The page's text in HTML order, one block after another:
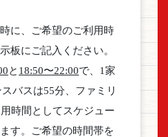
に、ご希望のご利用時
板にご記入ください。
と 18:50〜22:00で、1家
バスは55分、ファミリ
時間としてスケジュー
す。ご希望の時間帯を